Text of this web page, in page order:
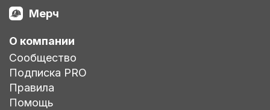
Мерч
О компании
Сообщество
Подписка PRO
Правила
Помощь